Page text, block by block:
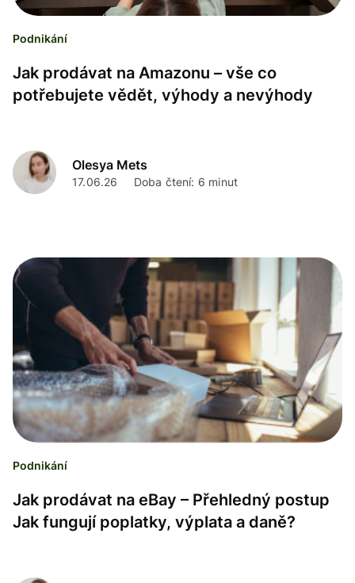
Podnikání
Jak prodávat na Amazonu – vše co
potřebujete vědět, výhody a nevýhody
Olesya Mets
17.06.26 Doba čtení: 6 minut
Podnikání
Jak prodávat na eBay – Přehledný postup
Jak fungují poplatky, výplata a daně?